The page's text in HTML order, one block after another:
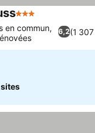
3 Étoiles
6,2(1
en commun,